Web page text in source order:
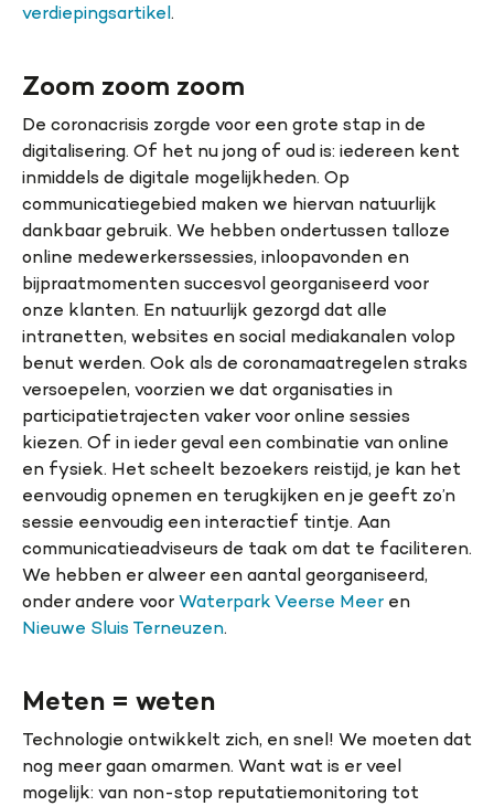
verdiepingsartikel.
Zoom zoom zoom
De coronacrisis zorgde voor een grote stap in de
digitalisering. Of het nu jong of oud is: iedereen kent
inmiddels de digitale mogelijkheden. Op
communicatiegebied maken we hiervan natuurlijk
dankbaar gebruik. We hebben ondertussen talloze
online medewerkerssessies, inloopavonden en
bijpraatmomenten succesvol georganiseerd voor
onze klanten. En natuurlijk gezorgd dat alle
intranetten, websites en social mediakanalen volop
benut werden. Ook als de coronamaatregelen straks
versoepelen, voorzien we dat organisaties in
participatietrajecten vaker voor online sessies
kiezen. Of in ieder geval een combinatie van online
en fysiek. Het scheelt bezoekers reistijd, je kan het
eenvoudig opnemen en terugkijken en je geeft zo’n
sessie eenvoudig een interactief tintje. Aan
communicatieadviseurs de taak om dat te faciliteren.
We hebben er alweer een aantal georganiseerd,
onder andere voor Waterpark Veerse Meer en
Nieuwe Sluis Terneuzen.
Meten = weten
Technologie ontwikkelt zich, en snel! We moeten dat
nog meer gaan omarmen. Want wat is er veel
mogelijk: van non-stop reputatiemonitoring tot